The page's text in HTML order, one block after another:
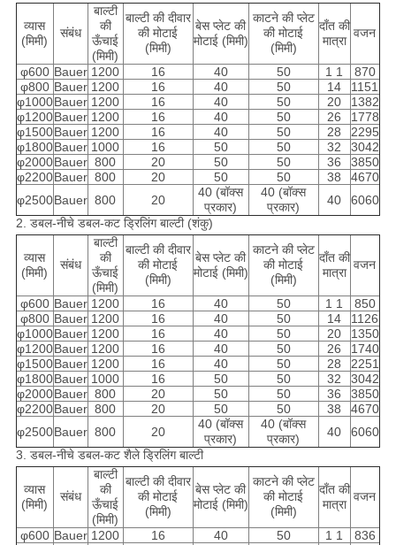
व्यास
(मिमी)
संबंध
बाल्टी
की
ऊँचाई
(मिमी)
बाल्टी की दीवार
की मोटाई
(मिमी)
बेस प्लेट की
मोटाई (मिमी)
काटने की प्लेट
की मोटाई
(मिमी)
दाँत की
मात्रा
वजन
φ600 Bauer 1200 16 40 50 1 1
870
φ800 Bauer 1200 16 40 50 14
1151
φ1000Bauer 1200 16 40 50 20
1382
φ1200Bauer 1200 16 40 50 26
1778
φ1500Bauer 1200 16 40 50 28
2295
φ1800Bauer 1000 16 50 50 32
3042
φ2000Bauer 800 20 50 50 36
3850
φ2200Bauer 800 20 50 50 38
4670
φ2500Bauer 800 20
40 (बॉक्स
प्रकार)
40 (बॉक्स
प्रकार)
40
6060
2. डबल-नीचे डबल-कट ड्रिलिंग बाल्टी (शंकु)
व्यास
(मिमी)
संबंध
बाल्टी
की
ऊँचाई
(मिमी)
बाल्टी की दीवार
की मोटाई
(मिमी)
बेस प्लेट की
मोटाई (मिमी)
काटने की प्लेट
की मोटाई
(मिमी)
दाँत की
मात्रा
वजन
φ600 Bauer 1200 16 40 50 1 1
850
φ800 Bauer 1200 16 40 50 14
1126
φ1000Bauer 1200 16 40 50 20
1350
φ1200Bauer 1200 16 40 50 26
1740
φ1500Bauer 1200 16 40 50 28
2251
φ1800Bauer 1000 16 50 50 32
3042
φ2000Bauer 800 20 50 50 36
3850
φ2200Bauer 800 20 50 50 38
4670
φ2500Bauer 800 20
40 (बॉक्स
प्रकार)
40 (बॉक्स
प्रकार)
40
6060
3. डबल-नीचे डबल-कट शैले ड्रिलिंग बाल्टी
व्यास
(मिमी)
संबंध
बाल्टी
की
ऊँचाई
(मिमी)
बाल्टी की दीवार
की मोटाई
(मिमी)
बेस प्लेट की
मोटाई (मिमी)
काटने की प्लेट
की मोटाई
(मिमी)
दाँत की
मात्रा
वजन
φ600 Bauer 1200 16 40 50 1 1
836